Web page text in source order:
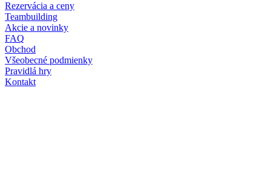
Rezervácia a ceny
Teambuilding
Akcie a novinky
FAQ
Obchod
Všeobecné podmienky
Pravidlá hry
Kontakt